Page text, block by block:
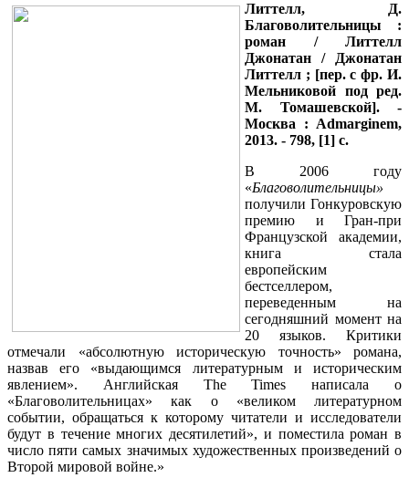
Литтелл, Д.
Благоволительницы :
роман / Литтелл
Джонатан / Джонатан
Литтелл ; [пер. с фр. И.
Мельниковой под ред.
М. Томашевской]. -
Москва : Admarginem,
2013. - 798, [1] с.
В 2006 году
«Благоволительницы»
получили Гонкуровскую
премию и Гран-при
Французской академии,
книга стала
европейским
бестселлером,
переведенным на
сегодняшний момент на
20 языков. Критики
отмечали «абсолютную историческую точность» романа,
назвав его «выдающимся литературным и историческим
явлением». Английская The Times написала о
«Благоволительницах» как о «великом литературном
событии, обращаться к которому читатели и исследователи
будут в течение многих десятилетий», и поместила роман в
число пяти самых значимых художественных произведений о
Второй мировой войне.»